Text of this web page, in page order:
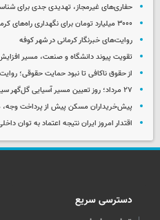
حفاری‌های غیرمجاز، تهدیدی جدی برای
۳۰۰۰ میلیارد تومان برای نگهداری راه‌های کرمان هزینه شد
روایت‌های خبرنگار کرمانی در شهر کوفه
تقویت پیوند دانشگاه و صنعت، مسیر
از حقوق ناکافی تا نبود حمایت حقوقی؛
۲۷ مرداد؛ روز تعیین مسیر آسیایی گل‌گهر سیرجان
پیش‌خریداران مسکن پیش از پرداخت وجه،
اقتدار امروز ایران نتیجه اعتماد به توان
دسترسی سریع